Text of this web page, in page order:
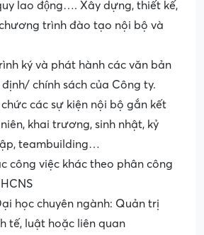
lao động…. Xây dựng, thiết kế,
trình đào tạo nội bộ và
ký và phát hành các văn bản
chính sách của Công ty.
các sự kiện nội bộ gắn kết
khai trương, sinh nhật, kỷ
teambuilding…
công việc khác theo phân công
học chuyên ngành: Quản trị
tế, luật hoặc liên quan